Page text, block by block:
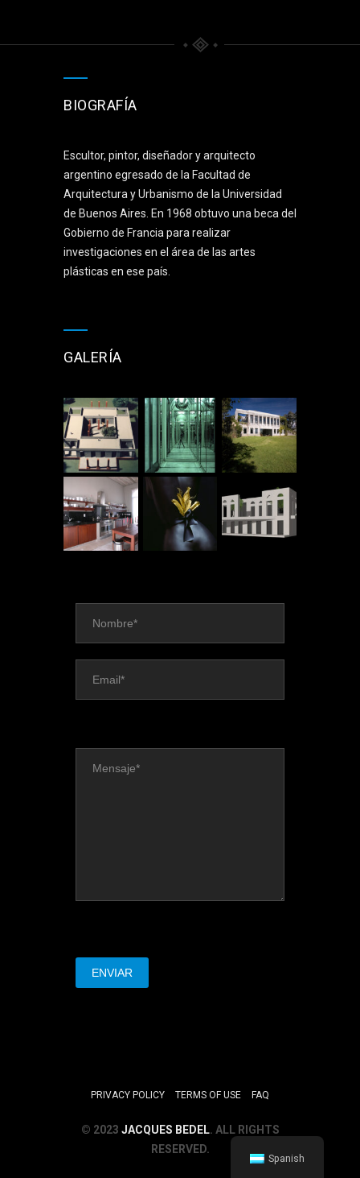
BIOGRAFÍA
Escultor, pintor, diseñador y arquitecto
argentino egresado de la Facultad de
Arquitectura y Urbanismo de la Universidad
de Buenos Aires. En 1968 obtuvo una beca del
Gobierno de Francia para realizar
investigaciones en el área de las artes
plásticas en ese país.
GALERÍA
PRIVACY POLICY TERMS OF USE FAQ
© 2023 JACQUES BEDEL. ALL RIGHTS
RESERVED.
Spanish